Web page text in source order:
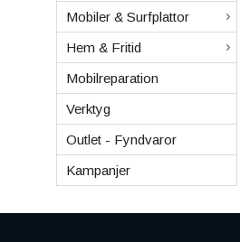
Mobiler & Surfplattor
Hem & Fritid
Mobilreparation
Verktyg
Outlet - Fyndvaror
Kampanjer
iPhone 6S Plus Batteri i
Högsta Kvalitet
125 kr